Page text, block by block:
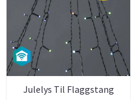
Julelys Til Flaggstang